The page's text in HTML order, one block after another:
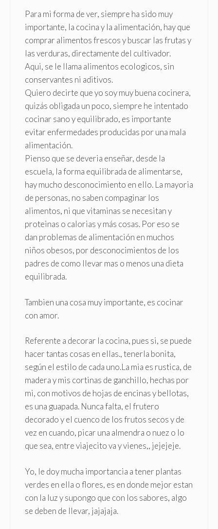
Para mi forma de ver, siempre ha sido muy
importante, la cocina y la alimentación, hay que
comprar alimentos frescos y buscar las frutas y
las verduras, directamente del cultivador.
Aqui, se le llama alimentos ecologicos, sin
conservantes ni aditivos.
Quiero decirte que yo soy muy buena cocinera,
quizás obligada un poco, siempre he intentado
cocinar sano y equilibrado, es importante
evitar enfermedades producidas por una mala
alimentación.
Pienso que se deveria enseñar, desde la
escuela, la forma equilibrada de alimentarse,
hay mucho desconocimiento en ello. La mayoria
de personas, no saben compaginar los
alimentos, ni que vitaminas se necesitan y
proteinas o calorias y más cosas. Por eso se
dan problemas de alimentación en muchos
niños obesos, por desconocimientos de los
padres de como llevar mas o menos una dieta
equilibrada.
Tambien una cosa muy importante, es cocinar
con amor.
Referente a decorar la cocina, pues si, se puede
hacer tantas cosas en ellas., tenerla bonita,
según el estilo de cada uno.La mia es rustica, de
madera y mis cortinas de ganchillo, hechas por
mi, con motivos de hojas de encinas y bellotas,
es una guapada. Nunca falta, el frutero
decorado y el cuenco de los frutos secos y de
vez en cuando, picar una almendra o nuez o lo
que sea, entre viajecito va y vienes,, jejejeje.
Yo, le doy mucha importancia a tener plantas
verdes en ella o flores, es en donde mejor estan
con la luz y supongo que con los sabores, algo
se deben de llevar, jajajaja.